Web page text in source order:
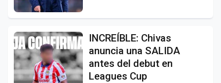
INCREÍBLE: Chivas
anuncia una SALIDA
antes del debut en
Leagues Cup